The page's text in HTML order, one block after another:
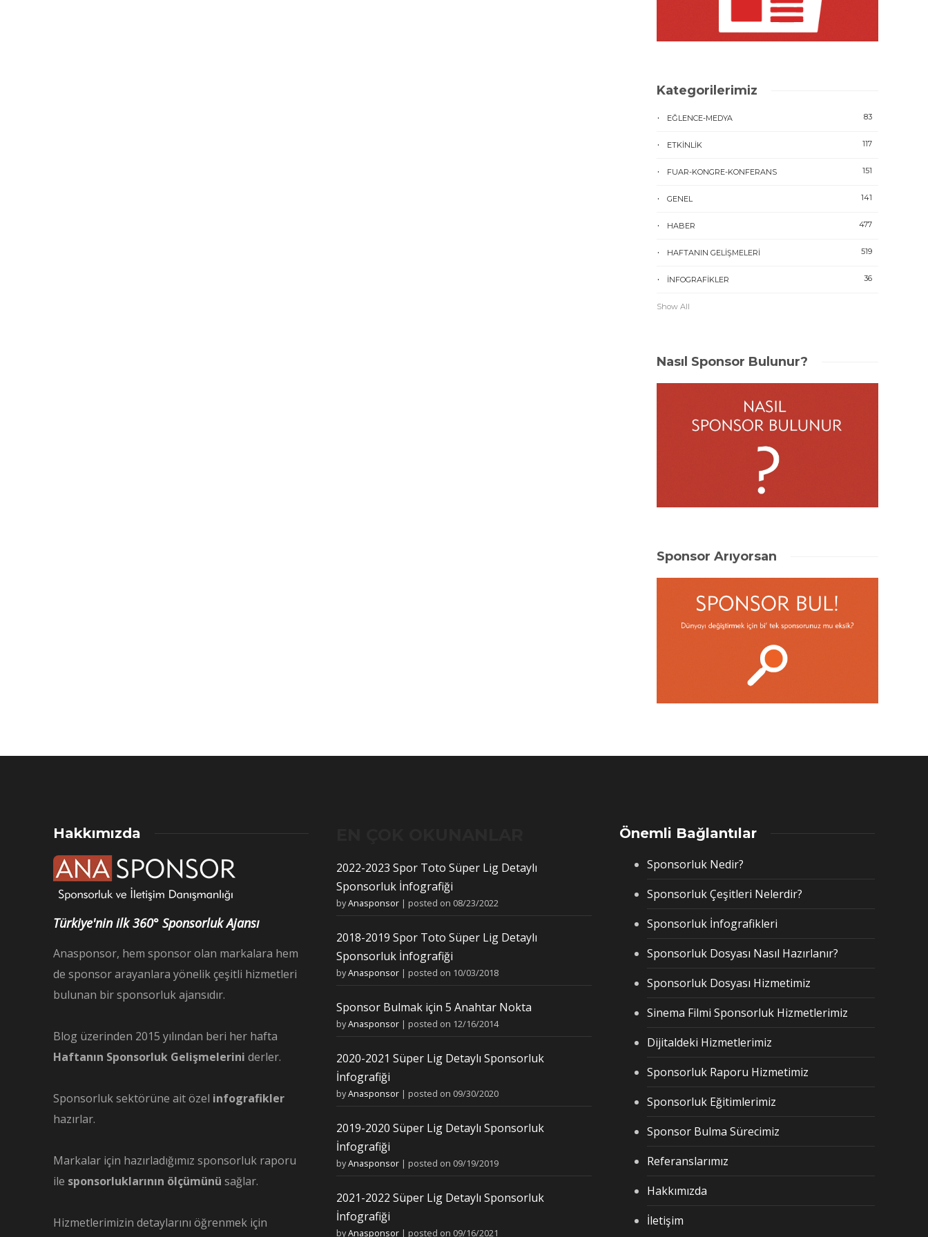
Kategorilerimiz
EĞLENCE-MEDYA 83
ETKINLIK 117
FUAR-KONGRE-KONFERANS 151
GENEL 141
HABER 477
HAFTANIN GELIŞMELERI 519
İNFOGRAFIKLER 36
Show All
Nasıl Sponsor Bulunur?
Sponsor Arıyorsan
Hakkımızda
Türkiye'nin ilk 360° Sponsorluk Ajansı
Anasponsor, hem sponsor olan markalara hem
de sponsor arayanlara yönelik çeşitli hizmetleri
bulunan bir sponsorluk ajansıdır.
Blog üzerinden 2015 yılından beri her hafta
Haftanın Sponsorluk Gelişmelerini derler.
Sponsorluk sektörüne ait özel infografikler
hazırlar.
Markalar için hazırladığımız sponsorluk raporu
ile sponsorluklarının ölçümünü sağlar.
Hizmetlerimizin detaylarını öğrenmek için
2022-2023 Spor Toto Süper Lig Detaylı
Sponsorluk İnfografiği
byAnasponsor | posted on 08/23/2022
2018-2019 Spor Toto Süper Lig Detaylı
Sponsorluk İnfografiği
byAnasponsor | posted on 10/03/2018
Sponsor Bulmak için 5 Anahtar Nokta
byAnasponsor | posted on 12/16/2014
2020-2021 Süper Lig Detaylı Sponsorluk
İnfografiği
byAnasponsor | posted on 09/30/2020
2019-2020 Süper Lig Detaylı Sponsorluk
İnfografiği
byAnasponsor | posted on 09/19/2019
2021-2022 Süper Lig Detaylı Sponsorluk
İnfografiği
byAnasponsor | posted on 09/16/2021
Önemli Bağlantılar
Sponsorluk Nedir?
Sponsorluk Çeşitleri Nelerdir?
Sponsorluk İnfografikleri
Sponsorluk Dosyası Nasıl Hazırlanır?
Sponsorluk Dosyası Hizmetimiz
Sinema Filmi Sponsorluk Hizmetlerimiz
Dijitaldeki Hizmetlerimiz
Sponsorluk Raporu Hizmetimiz
Sponsorluk Eğitimlerimiz
Sponsor Bulma Sürecimiz
Referanslarımız
Hakkımızda
İletişim